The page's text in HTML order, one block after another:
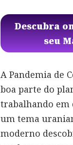
Descubra
seu
A Pandemia de
boa parte do
trabalhando em
um tema
moderno